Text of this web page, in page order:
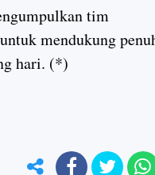
tim
mendukung
hari. (*)